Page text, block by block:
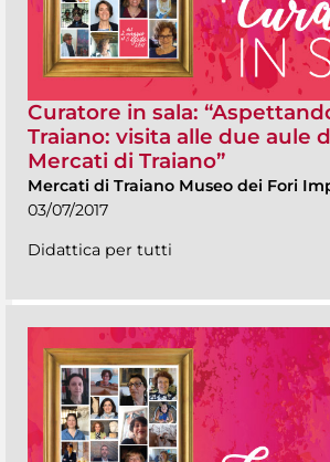
Curatore in sala:
Traiano: visita alle due aule
Mercati di Traiano”
Mercati di Traiano Museo dei Fori
03/07/2017
Didattica per tutti